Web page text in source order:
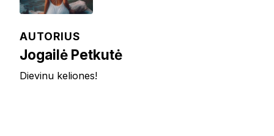
AUTORIUS
Jogailė Petkutė
Dievinu keliones!